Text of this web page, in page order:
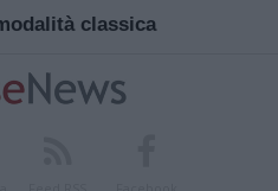
classica